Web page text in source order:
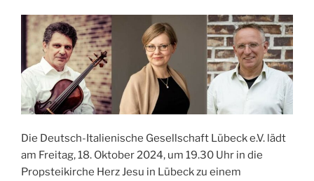
Die Deutsch-Italienische Gesellschaft Lübeck e.V. lädt
am Freitag, 18. Oktober 2024, um 19.30 Uhr in die
Propsteikirche Herz Jesu in Lübeck zu einem